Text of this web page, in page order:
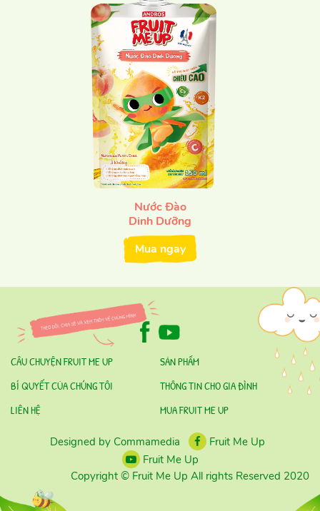
Nước Đào
Dinh Dưỡng
Mua ngay
CÂU CHUYỆN FRUIT ME UP
SẢN PHẨM
BÍ QUYẾT CỦA CHÚNG TÔI
THÔNG TIN CHO GIA ĐÌNH
LIÊN HỆ
MUA FRUIT ME UP
Designed by Commamedia
Fruit Me Up
Fruit Me Up
Copyright © Fruit Me Up All rights Reserved 2020